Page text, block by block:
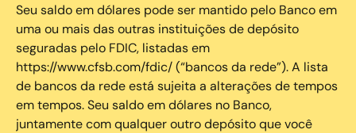
Seu saldo em dólares pode ser mantido pelo Banco em
uma ou mais das outras instituições de depósito
seguradas pelo FDIC, listadas em
https://www.cfsb.com/fdic/ (“bancos da rede”). A lista
de bancos da rede está sujeita a alterações de tempos
em tempos. Seu saldo em dólares no Banco,
juntamente com qualquer outro depósito que você